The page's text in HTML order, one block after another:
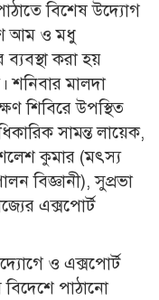
বিশেষ উদ্যোগ
আম ও মধু
করা হয়
শনিবার মালদা
শিবিরে উপস্থিত
সামন্ত লায়েক,
শৈলেশ কুমার (মৎস্য
বিজ্ঞানী), সুপ্রভা
এক্সপোর্ট
ও এক্সপোর্ট
পাঠানো